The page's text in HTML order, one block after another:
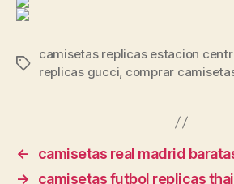
Etiquetas
camisetas replicas estacion
replicas gucci, comprar
←
camisetas real madrid
→
camisetas futbol replicas thai